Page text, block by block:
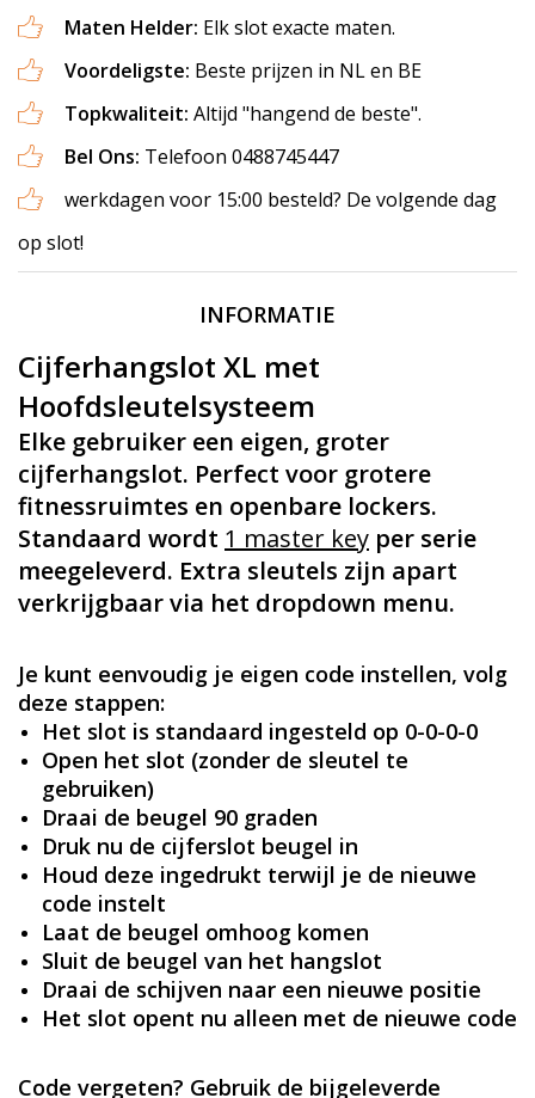
Maten Helder: Elk slot exacte maten.
Voordeligste: Beste prijzen in NL en BE
Topkwaliteit: Altijd "hangend de beste".
Bel Ons: Telefoon 0488745447
werkdagen voor 15:00 besteld? De volgende dag
op slot!
INFORMATIE
Cijferhangslot XL met
Hoofdsleutelsysteem
Elke gebruiker een eigen, groter
cijferhangslot. Perfect voor grotere
fitnessruimtes en openbare lockers.
Standaard wordt 1 master key per serie
meegeleverd. Extra sleutels zijn apart
verkrijgbaar via het dropdown menu.
Je kunt eenvoudig je eigen code instellen, volg
deze stappen:
Het slot is standaard ingesteld op 0-0-0-0
Open het slot (zonder de sleutel te
gebruiken)
Draai de beugel 90 graden
Druk nu de cijferslot beugel in
Houd deze ingedrukt terwijl je de nieuwe
code instelt
Laat de beugel omhoog komen
Sluit de beugel van het hangslot
Draai de schijven naar een nieuwe positie
Het slot opent nu alleen met de nieuwe code
Code vergeten? Gebruik de bijgeleverde